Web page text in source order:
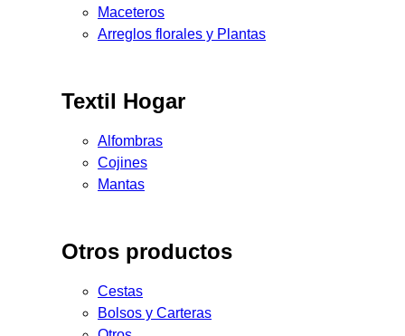
Maceteros
Arreglos florales y Plantas
Textil Hogar
Alfombras
Cojines
Mantas
Otros productos
Cestas
Bolsos y Carteras